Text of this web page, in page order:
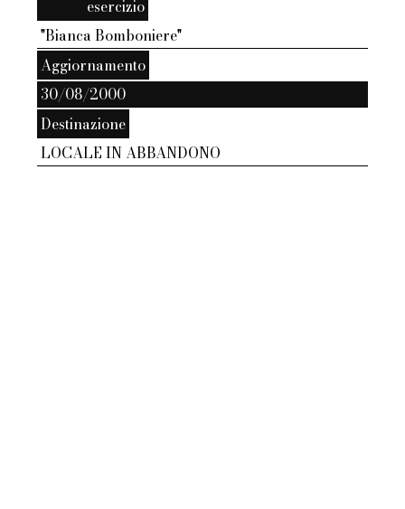
esercizio
"Bianca Bomboniere"
Aggiornamento
30/08/2000
Destinazione
LOCALE IN ABBANDONO